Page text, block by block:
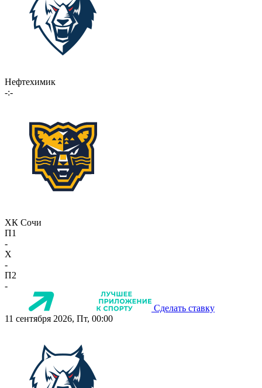
Нефтехимик
-:-
ХК Сочи
П1
-
X
-
П2
-
Сделать ставку
11 сентября 2026, Пт, 00:00